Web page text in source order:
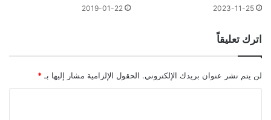
2023-11-25
2019-01-22
اترك تعليقاً
لن يتم نشر عنوان بريدك الإلكتروني. الحقول الإلزامية مشار إليها بـ *